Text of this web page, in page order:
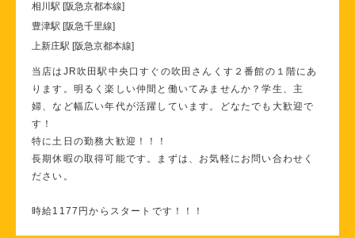
相川駅 [阪急京都本線]
豊津駅 [阪急千里線]
上新庄駅 [阪急京都本線]
当店はJR吹田駅中央口すぐの吹田さんくす２番館の１階にあ
ります。明るく楽しい仲間と働いてみませんか？学生、主
婦、など幅広い年代が活躍しています。どなたでも大歓迎で
す！
特に土日の勤務大歓迎！！！
長期休暇の取得可能です。まずは、お気軽にお問い合わせく
ださい。
時給1177円からスタートです！！！